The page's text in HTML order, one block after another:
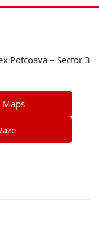
Potcoava – Sector 3
Maps